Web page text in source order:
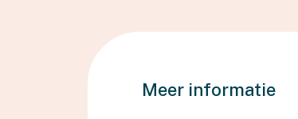
Meer informatie